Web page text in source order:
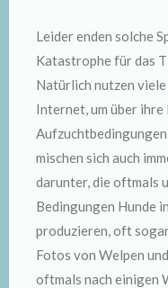
Leider enden solche
Katastrophe für das
Natürlich nutzen
Internet, um über
mischen sich auch
darunter, die oftmals
Bedingungen Hunde
produzieren, oft
Fotos von Welpen
oftmals nach einigen